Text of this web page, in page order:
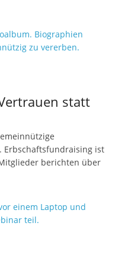
statt
Erbschaftsfundraising ist
berichten über